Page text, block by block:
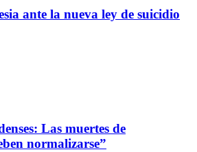
ante la nueva ley de suicidio
Las muertes de
normalizarse”